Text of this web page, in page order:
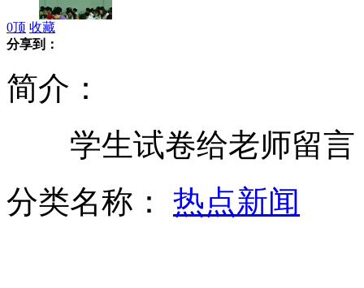
朝鲜大旱农作物绝收 几十万人抗旱
0顶 收藏
分享到：
简介：
学生试卷给老师留言
分类名称： 热点新闻